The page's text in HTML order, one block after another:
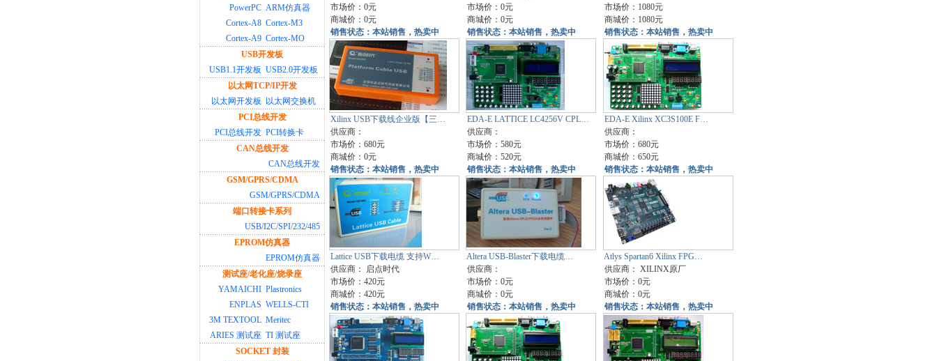
PowerPC ARM仿真器
Cortex-A8 Cortex-M3
Cortex-A9 Cortex-MO
USB开发板
USB1.1开发板 USB2.0开发板
以太网TCP/IP开发
以太网开发板
以太网交换机
PCI总线开发
PCI总线开发 PCI转换卡
CAN总线开发
CAN总线开发
GSM/GPRS/CDMA
GSM/GPRS/CDMA
端口转接卡系列
USB/I2C/SPI/232/485
EPROM仿真器
EPROM仿真器
测试座/老化座/烧录座
YAMAICHI Plastronics
ENPLAS WELLS-CTI
3M TEXTOOL Meritec
ARIES 测试座 TI 测试座
SOCKET 封装
市场价：0元
商城价：0元
销售状态：本站销售，热卖中
市场价：0元
商城价：0元
销售状态：本站销售，热卖中
市场价：1080元
商城价：1080元
销售状态：本站销售，热卖中
Xilinx USB下载线企业版【三…
供应商：
市场价：680元
商城价：0元
销售状态：本站销售，热卖中
EDA-E LATTICE LC4256V CPL…
供应商：
市场价：580元
商城价：520元
销售状态：本站销售，热卖中
EDA-E Xilinx XC3S100E F…
供应商：
市场价：680元
商城价：650元
销售状态：本站销售，热卖中
Lattice USB下载电缆 支持W…
供应商：
启点时代
市场价：420元
商城价：420元
销售状态：本站销售，热卖中
Altera USB-Blaster下载电缆…
供应商：
市场价：0元
商城价：0元
销售状态：本站销售，热卖中
Atlys Spartan6 Xilinx FPG…
供应商： XILINX原厂
市场价：0元
商城价：0元
销售状态：本站销售，热卖中